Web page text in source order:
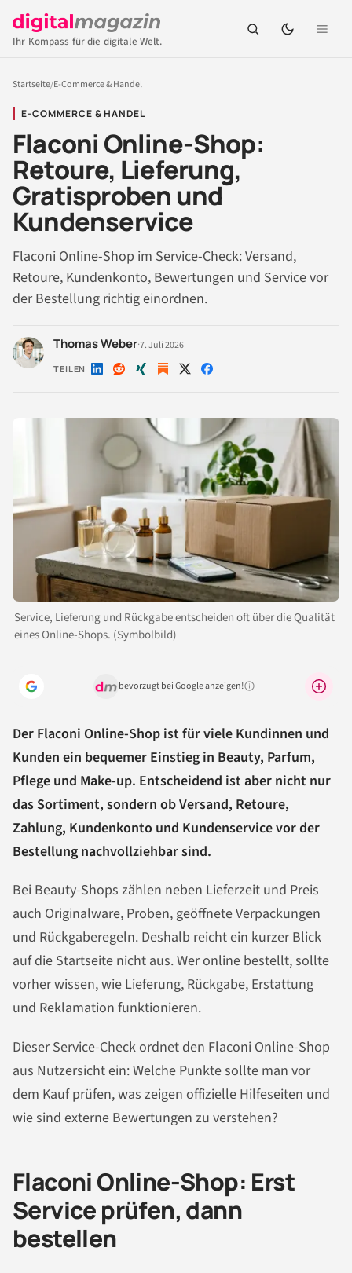
Ihr Kompass für die digitale Welt.
Startseite/E-Commerce & Handel
E-COMMERCE & HANDEL
Flaconi Online-Shop:
Retoure, Lieferung,
Gratisproben und
Kundenservice
Flaconi Online-Shop im Service-Check: Versand,
Retoure, Kundenkonto, Bewertungen und Service vor
der Bestellung richtig einordnen.
Thomas Weber·7. Juli 2026
TEILEN Auf Auf Auf Auf Auf
Service, Lieferung und Rückgabe entscheiden oft über die Qualität
eines Online-Shops. (Symbolbild)
bevorzugt bei Google anzeigen!Warum lohnt sich das?
Der Flaconi Online-Shop ist für viele Kundinnen und
Kunden ein bequemer Einstieg in Beauty, Parfum,
Pflege und Make-up. Entscheidend ist aber nicht nur
das Sortiment, sondern ob Versand, Retoure,
Zahlung, Kundenkonto und Kundenservice vor der
Bestellung nachvollziehbar sind.
Bei Beauty-Shops zählen neben Lieferzeit und Preis
auch Originalware, Proben, geöffnete Verpackungen
und Rückgaberegeln. Deshalb reicht ein kurzer Blick
auf die Startseite nicht aus. Wer online bestellt, sollte
vorher wissen, wie Lieferung, Rückgabe, Erstattung
und Reklamation funktionieren.
Dieser Service-Check ordnet den Flaconi Online-Shop
aus Nutzersicht ein: Welche Punkte sollte man vor
dem Kauf prüfen, was zeigen offizielle Hilfeseiten und
wie sind externe Bewertungen zu verstehen?
Flaconi Online-Shop: Erst
Service prüfen, dann
bestellen